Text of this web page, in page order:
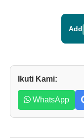
Add
Ikuti Kami:
WhatsApp